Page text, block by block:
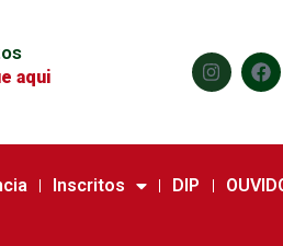
aqui
Inscritos DIP